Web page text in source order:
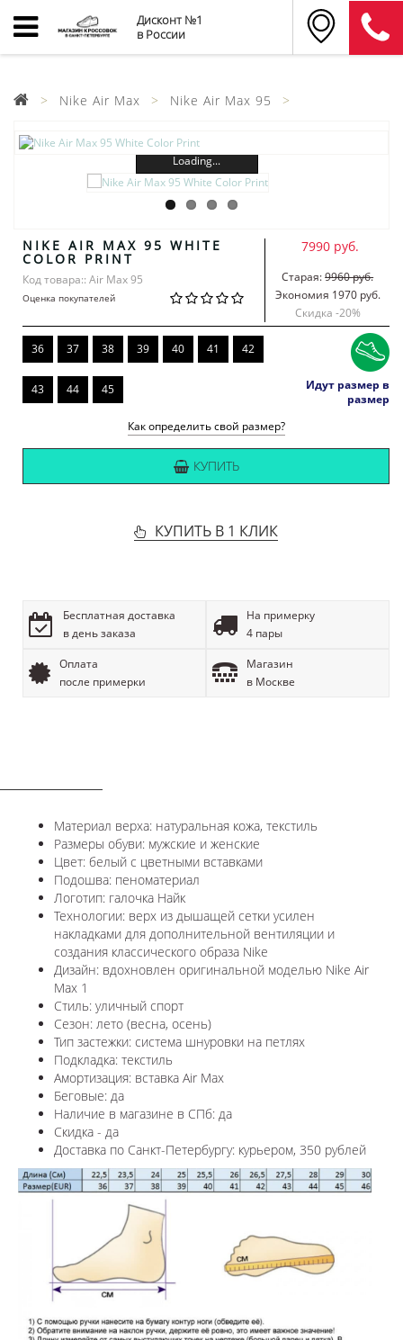
Дисконт №1
в России
Nike Air Max Nike Air Max 95
Loading...
NIKE AIR MAX 95 WHITE
COLOR PRINT
Код товара:: Air Max 95
Оценка покупателей
7990 руб.
Старая:9960 руб.
Экономия 1970 руб.
Скидка -20%
36 37 38 39 40 41 42
43 44 45
Идут размер в
размер
Как определить свой размер?
КУПИТЬ
КУПИТЬ В 1 КЛИК
Бесплатная доставка
в день заказа
На примерку
4 пары
Оплата
после примерки
Магазин
в Москве
Материал верха: натуральная кожа, текстиль
Размеры обуви: мужские и женские
Цвет: белый с цветными вставками
Подошва: пеноматериал
Логотип: галочка Найк
Технологии: верх из дышащей сетки усилен
накладками для дополнительной вентиляции и
создания классического образа Nike
Дизайн: вдохновлен оригинальной моделью Nike Air
Max 1
Стиль: уличный спорт
Сезон: лето (весна, осень)
Тип застежки: система шнуровки на петлях
Подкладка: текстиль
Амортизация: вставка Air Max
Беговые: да
Наличие в магазине в СПб: да
Скидка - да
Доставка по Санкт-Петербургу: курьером, 350 рублей